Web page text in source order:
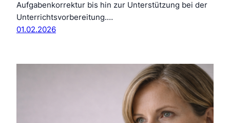
Aufgabenkorrektur bis hin zur Unterstützung bei der
Unterrichtsvorbereitung.…
01.02.2026